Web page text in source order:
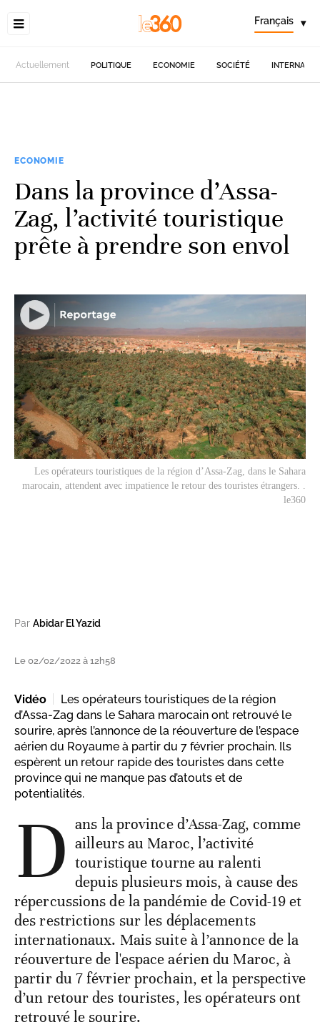
Français ▾
Actuellement POLITIQUE ECONOMIE SOCIÉTÉ
ECONOMIE
Dans la province d’Assa-
Zag, l’activité touristique
prête à prendre son envol
Les opérateurs touristiques de la région d’Assa-Zag, dans le Sahara
marocain, attendent avec impatience le retour des touristes étrangers. .
le360
Par Abidar El Yazid
Le 02/02/2022 à 12h58
Vidéo
Les opérateurs touristiques de la région
d’Assa-Zag dans le Sahara marocain ont retrouvé le
sourire, après l’annonce de la réouverture de l’espace
aérien du Royaume à partir du 7 février prochain. Ils
espèrent un retour rapide des touristes dans cette
province qui ne manque pas d’atouts et de
potentialités.
D ans la province d’Assa-Zag, comme
ailleurs au Maroc, l’activité
touristique tourne au ralenti
depuis plusieurs mois, à cause des
répercussions de la pandémie de Covid-19 et
des restrictions sur les déplacements
internationaux. Mais suite à l’annonce de la
réouverture de l'espace aérien du Maroc, à
partir du 7 février prochain, et la perspective
d’un retour des touristes, les opérateurs ont
retrouvé le sourire.